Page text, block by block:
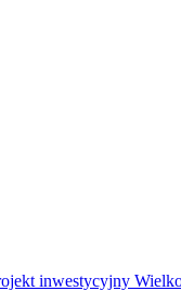
inwestycyjny